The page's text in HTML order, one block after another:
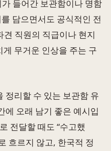
들어간 보관함이나 명함
담으면서도 공식적인 전
직원의 직급이나 현지
무거운 인상을 주는 구
정리할 수 있는 보관함 유
에 오래 남기 좋은 예시입
전달할 때도 “수고했
흐르지 않고, 한국적 정